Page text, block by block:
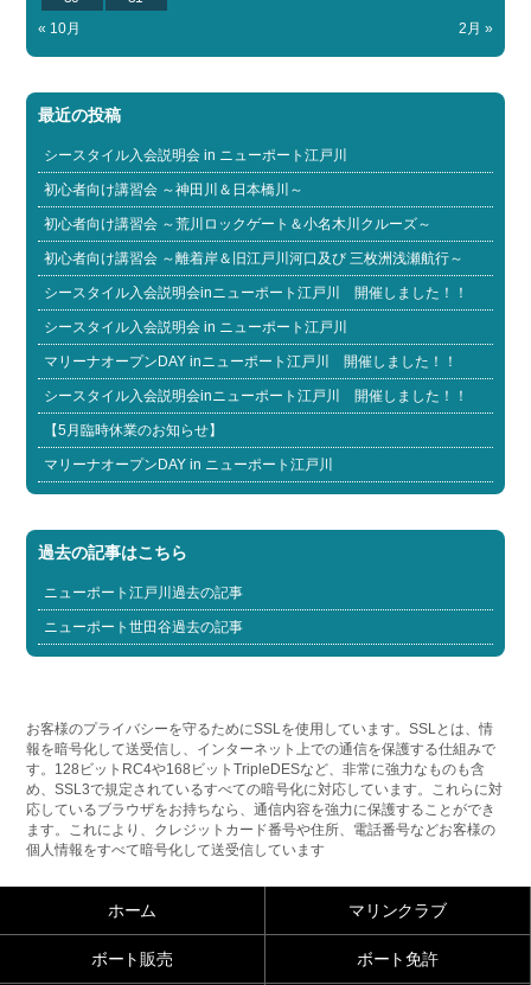
« 10月
2月 »
最近の投稿
シースタイル入会説明会 in ニューポート江戸川
初心者向け講習会 ～神田川＆日本橋川～
初心者向け講習会 ～荒川ロックゲート＆小名木川クルーズ～
初心者向け講習会 ～離着岸＆旧江戸川河口及び 三枚洲浅瀬航行～
シースタイル入会説明会inニューポート江戸川 開催しました！！
シースタイル入会説明会 in ニューポート江戸川
マリーナオープンDAY inニューポート江戸川 開催しました！！
シースタイル入会説明会inニューポート江戸川 開催しました！！
【5月臨時休業のお知らせ】
マリーナオープンDAY in ニューポート江戸川
過去の記事はこちら
ニューポート江戸川過去の記事
ニューポート世田谷過去の記事
お客様のプライバシーを守るためにSSLを使用しています。SSLとは、情
報を暗号化して送受信し、インターネット上での通信を保護する仕組みで
す。128ビットRC4や168ビットTripleDESなど、非常に強力なものも含
め、SSL3で規定されているすべての暗号化に対応しています。これらに対
応しているブラウザをお持ちなら、通信内容を強力に保護することができ
ます。これにより、クレジットカード番号や住所、電話番号などお客様の
個人情報をすべて暗号化して送受信しています
ホーム マリンクラブ
ボート販売 ボート免許